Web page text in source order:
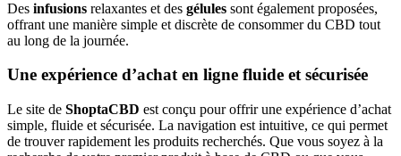
Des infusions relaxantes et des gélules sont également proposées,
offrant une manière simple et discrète de consommer du CBD tout
au long de la journée.
Une expérience d’achat en ligne fluide et sécurisée
Le site de ShoptaCBD est conçu pour offrir une expérience d’achat
simple, fluide et sécurisée. La navigation est intuitive, ce qui permet
de trouver rapidement les produits recherchés. Que vous soyez à la